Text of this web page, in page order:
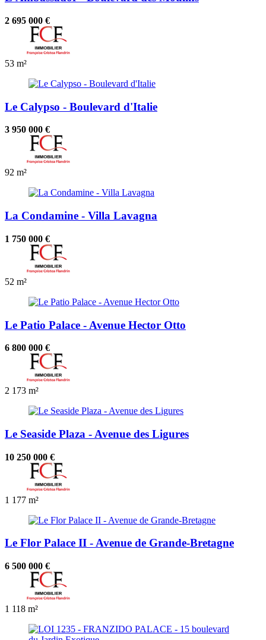
2 695 000 €
53 m²
Le Calypso - Boulevard d'Italie
3 950 000 €
92 m²
La Condamine - Villa Lavagna
1 750 000 €
52 m²
Le Patio Palace - Avenue Hector Otto
6 800 000 €
2 173 m²
Le Seaside Plaza - Avenue des Ligures
10 250 000 €
1 177 m²
Le Flor Palace II - Avenue de Grande-Bretagne
6 500 000 €
1 118 m²